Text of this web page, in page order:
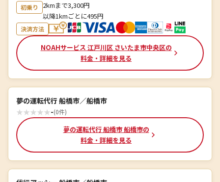
初乗り
2kmまで3,300円
以降1kmごとに495円
決済方法
NOAHサービス 江戸川区 さいたま市中央区の
料金・詳細を見る
夢の運転代行 船橋市／船橋市
★★★★★-(0件)
夢の運転代行 船橋市 船橋市の
料金・詳細を見る